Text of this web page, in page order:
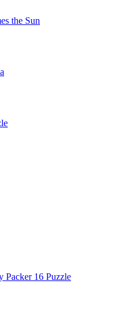
the Sun
Packer 16 Puzzle